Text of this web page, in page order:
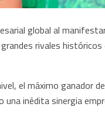
global al
rivales históricos
el máximo ganador
una inédita sinergia